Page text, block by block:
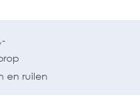
en ruilen